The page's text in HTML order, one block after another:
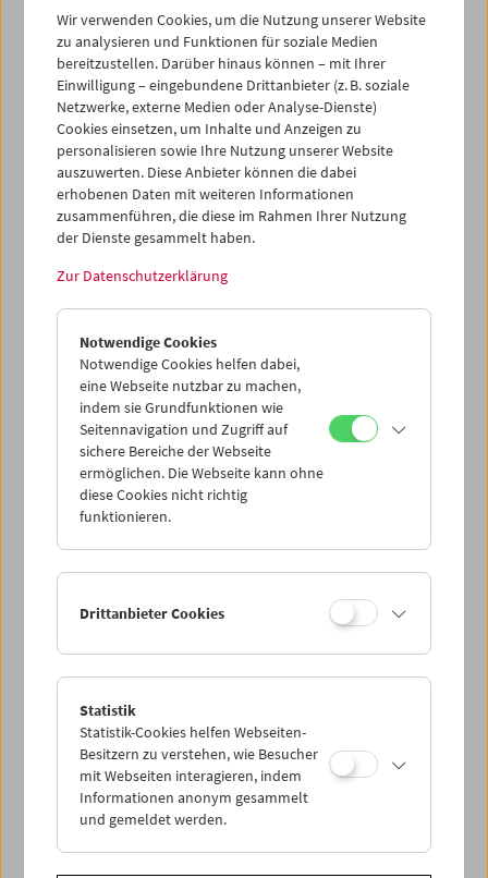
23
25 27
29
30
31 01 02 03 04
iCalender
Programmheft-PDF
English language or subtitles
< Vorherige Woche
Mo 2.1.
Di 3.1.
Mi 4.1.
Do 5.1.
Sa 7.1.
PROGRAMM ÜBERBLICK
Wir verwenden Cookies, um die Nutzung unserer Website
zu analysieren und Funktionen für soziale Medien
bereitzustellen. Darüber hinaus können – mit Ihrer
Einwilligung – eingebundene Drittanbieter (z. B. soziale
Netzwerke, externe Medien oder Analyse-Dienste)
Cookies einsetzen, um Inhalte und Anzeigen zu
personalisieren sowie Ihre Nutzung unserer Website
auszuwerten. Diese Anbieter können die dabei
erhobenen Daten mit weiteren Informationen
zusammenführen, die diese im Rahmen Ihrer Nutzung
der Dienste gesammelt haben.
Zur Datenschutzerklärung
Notwendige Cookies
Notwendige Cookies helfen dabei,
eine Webseite nutzbar zu machen,
indem sie Grundfunktionen wie
Seitennavigation und Zugriff auf
sichere Bereiche der Webseite
ermöglichen. Die Webseite kann ohne
diese Cookies nicht richtig
funktionieren.
Drittanbieter Cookies
Statistik
Statistik-Cookies helfen Webseiten-
Besitzern zu verstehen, wie Besucher
mit Webseiten interagieren, indem
Informationen anonym gesammelt
und gemeldet werden.